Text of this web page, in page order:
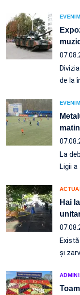
de la
La
Ligii a
Hai
și